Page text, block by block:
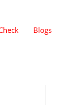
Blogs